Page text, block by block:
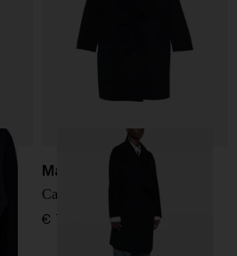
Max Mara
Cappotto di lana
€ 759,00